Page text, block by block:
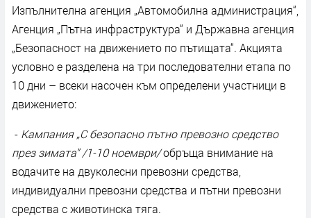
Изпълнителна агенция „Автомобилна администрация“,
Агенция „Пътна инфраструктура“ и Държавна агенция
„Безопасност на движението по пътищата“. Акцията
условно е разделена на три последователни етапа по
10 дни – всеки насочен към определени участници в
движението:
- Кампания „С безопасно пътно превозно средство
през зимата” /1-10 ноември/обръща внимание на
водачите на двуколесни превозни средства,
индивидуални превозни средства и пътни превозни
средства с животинска тяга.